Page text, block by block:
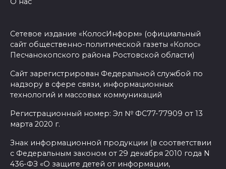
Сетевое издание «КолосИнформ» (официальный
сайт общественно-политической газеты «Колос»
Песчанокопского района Ростовской области)
Сайт зарегистрирован Федеральной службой по
надзору в сфере связи, информационных
технологий и массовых коммуникаций
Регистрационный номер: Эл № ФС77-77909 от 13
марта 2020 г.
Знак информационной продукции (в соответствии
с Федеральным законом от 29 декабря 2010 года N
436-ФЗ «О защите детей от информации,